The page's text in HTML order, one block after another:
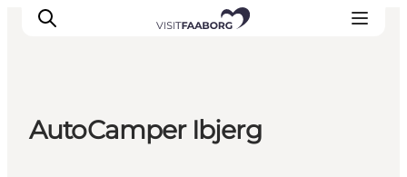
AutoCamper Ibjerg